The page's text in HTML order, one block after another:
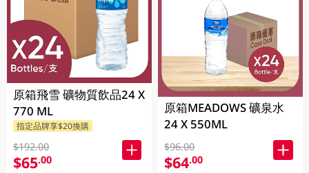
原箱飛雪 礦物質飲品24 X
770 ML
指定品牌享$20換購
$192.00
$65.00
原箱MEADOWS 礦泉水
24 X 550ML
$96.00
$64.00